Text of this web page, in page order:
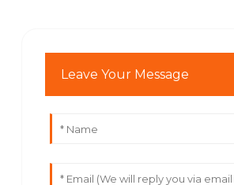
Leave Your Message